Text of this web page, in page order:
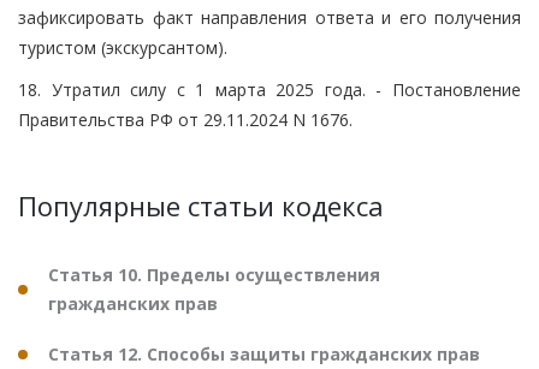
зафиксировать факт направления ответа и его получения
туристом (экскурсантом).
18. Утратил силу с 1 марта 2025 года. - Постановление
Правительства РФ от 29.11.2024 N 1676.
Популярные статьи кодекса
Статья 10. Пределы осуществления
гражданских прав
Статья 12. Способы защиты гражданских прав